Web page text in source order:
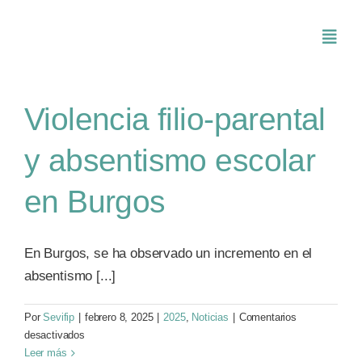
Conócenos
Asociarse
SEVIFIP CONECTA
Publicaciones e investigaciones
Violencia filio-parental
y absentismo escolar
en Burgos
En Burgos, se ha observado un incremento en el
absentismo [...]
PorSevifip febrero 8, 2025 2025, Noticias
Comentarios
desactivadosen
Leer más